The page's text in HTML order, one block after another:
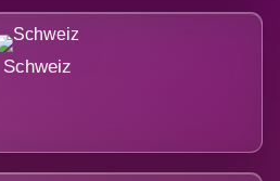
Schweiz